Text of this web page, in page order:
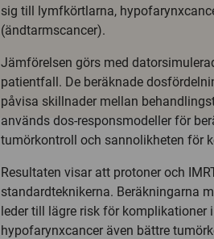
sig till lymfkörtlarna,
(ändtarmscancer).
Jämförelsen görs med
patientfall. De beräknade
påvisa skillnader mellan
används dos-responsmodeller för
tumörkontroll och sannolikheten för
Resultaten visar att protoner och
standardteknikerna. Beräkningarna
leder till lägre risk för komplikationer
hypofarynxcancer även bättre